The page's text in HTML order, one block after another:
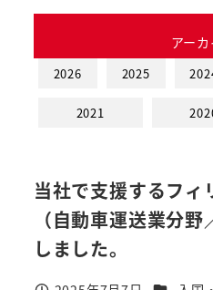
アー
2026 2025
2021
当社で支援するフィ
（自動車運送業分
しました。